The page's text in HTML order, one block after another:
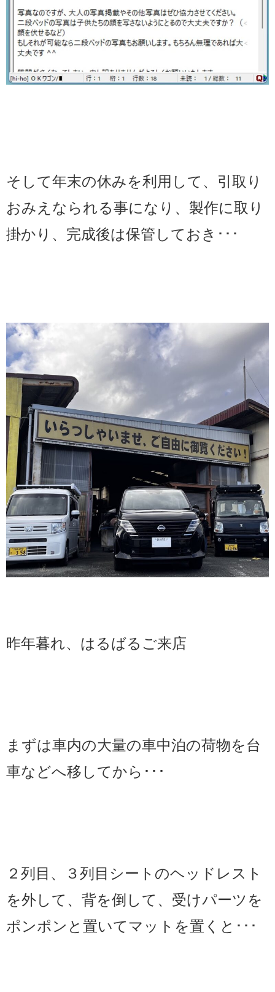
そして年末の休みを利用して、引取り
おみえなられる事になり、製作に取り
掛かり、完成後は保管しておき･･･
昨年暮れ、はるばるご来店
まずは車内の大量の車中泊の荷物を台
車などへ移してから･･･
２列目、３列目シートのヘッドレスト
を外して、背を倒して、受けパーツを
ポンポンと置いてマットを置くと･･･